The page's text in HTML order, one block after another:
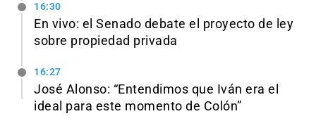
16:30
En vivo: el Senado debate el proyecto de ley
sobre propiedad privada
16:27
José Alonso: “Entendimos que Iván era el
ideal para este momento de Colón”